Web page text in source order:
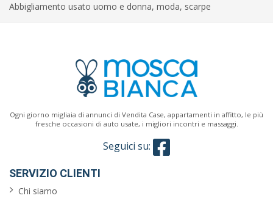
Abbigliamento usato uomo e donna, moda, scarpe
Ogni giorno migliaia di annunci di Vendita Case, appartamenti in affitto, le più
fresche occasioni di auto usate, i migliori incontri e massaggi.
Seguici su:
SERVIZIO CLIENTI
Chi siamo